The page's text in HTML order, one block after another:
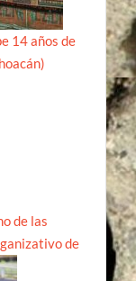
14 años de
de las
de